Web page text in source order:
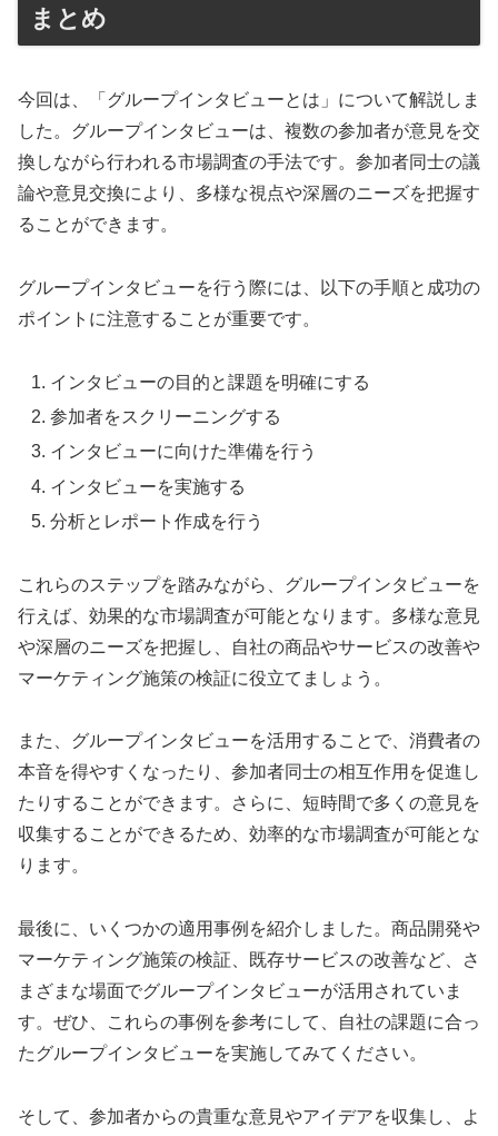
まとめ
今回は、「グループインタビューとは」について解説しま
した。グループインタビューは、複数の参加者が意見を交
換しながら行われる市場調査の手法です。参加者同士の議
論や意見交換により、多様な視点や深層のニーズを把握す
ることができます。
グループインタビューを行う際には、以下の手順と成功の
ポイントに注意することが重要です。
インタビューの目的と課題を明確にする
参加者をスクリーニングする
インタビューに向けた準備を行う
インタビューを実施する
分析とレポート作成を行う
これらのステップを踏みながら、グループインタビューを
行えば、効果的な市場調査が可能となります。多様な意見
や深層のニーズを把握し、自社の商品やサービスの改善や
マーケティング施策の検証に役立てましょう。
また、グループインタビューを活用することで、消費者の
本音を得やすくなったり、参加者同士の相互作用を促進し
たりすることができます。さらに、短時間で多くの意見を
収集することができるため、効率的な市場調査が可能とな
ります。
最後に、いくつかの適用事例を紹介しました。商品開発や
マーケティング施策の検証、既存サービスの改善など、さ
まざまな場面でグループインタビューが活用されていま
す。ぜひ、これらの事例を参考にして、自社の課題に合っ
たグループインタビューを実施してみてください。
そして、参加者からの貴重な意見やアイデアを収集し、よ